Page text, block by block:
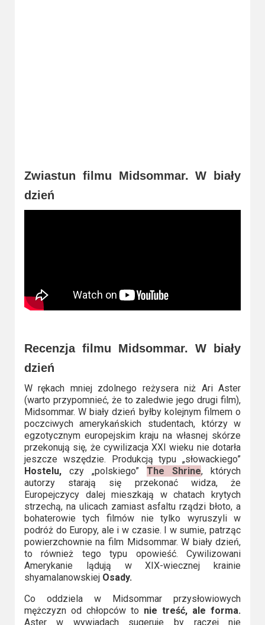
Zwiastun filmu Midsommar. W biały
dzień
Recenzja filmu Midsommar. W biały
dzień
W rękach mniej zdolnego reżysera niż Ari Aster
(warto przypomnieć, że to zaledwie jego drugi film),
Midsommar. W biały dzień byłby kolejnym filmem o
poczciwych amerykańskich studentach, którzy w
egzotycznym europejskim kraju na własnej skórze
przekonują się, że cywilizacja XXI wieku nie dotarła
jeszcze wszędzie. Produkcją typu „słowackiego”
Hostelu,czy „polskiego”The Shrine, których
autorzy starają się przekonać widza, że
Europejczycy dalej mieszkają w chatach krytych
strzechą, na ulicach zamiast asfaltu rządzi błoto, a
bohaterowie tych filmów nie tylko wyruszyli w
podróż do Europy, ale i w czasie. I w sumie, patrząc
powierzchownie na film Midsommar. W biały dzień,
to również tego typu opowieść. Cywilizowani
Amerykanie lądują w XIX-wiecznej krainie
shyamalanowskiej Osady.
Co oddziela w Midsommar przysłowiowych
mężczyzn od chłopców to nie treść, ale forma.
Aster w wywiadach sugeruje by raczej nie